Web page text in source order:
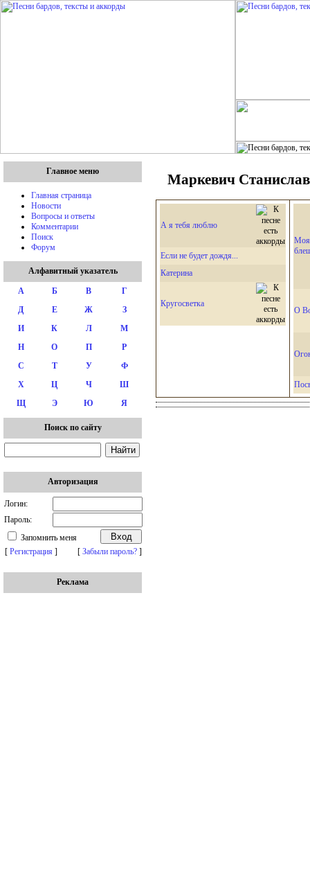
Главное меню
Главная страница
Новости
Вопросы и ответы
Комментарии
Поиск
Форум
Алфавитный указатель
А Б В
Г
Д
Е Ж
З
И
К Л
М
Н
О П
Р
С
Т У
Ф
Х
Ц Ч
Ш
Щ
Э Ю Я
Поиск по сайту
Авторизация
Логин:
Пароль:
Запомнить меня
[ Регистрация ] [ Забыли пароль? ]
Реклама
Маркевич Станислав
А я тебя люблю
Если не будет дождя...
Катерина
Кругосветка
Моя
О